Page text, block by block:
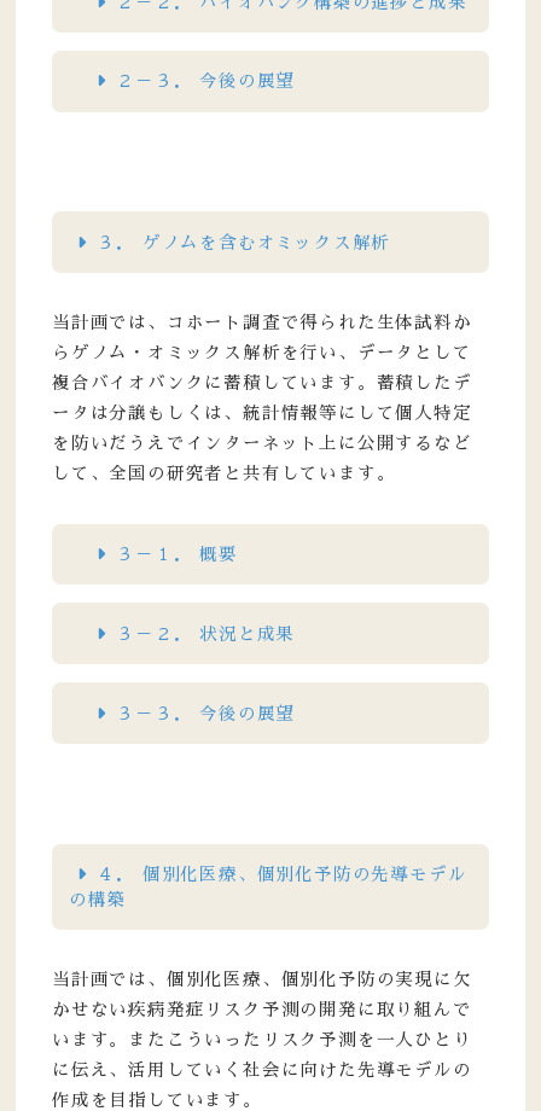
２－３． 今後の展望
３． ゲノムを含むオミックス解析
当計画では、コホート調査で得られた生体試料か
らゲノム・オミックス解析を行い、データとして
複合バイオバンクに蓄積しています。蓄積したデ
ータは分譲もしくは、統計情報等にして個人特定
を防いだうえでインターネット上に公開するなど
して、全国の研究者と共有しています。
３－１． 概要
３－２． 状況と成果
３－３． 今後の展望
４． 個別化医療、個別化予防の先導モデル
の構築
当計画では、個別化医療、個別化予防の実現に欠
かせない疾病発症リスク予測の開発に取り組んで
います。またこういったリスク予測を一人ひとり
に伝え、活用していく社会に向けた先導モデルの
作成を目指しています。